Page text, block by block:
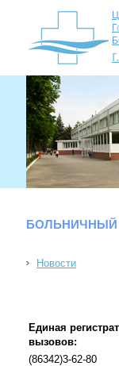
Ц
Г
Б
БОЛЬНИЧНЫЙ
Новости
Единая
вызовов:
(86342)3-62-80